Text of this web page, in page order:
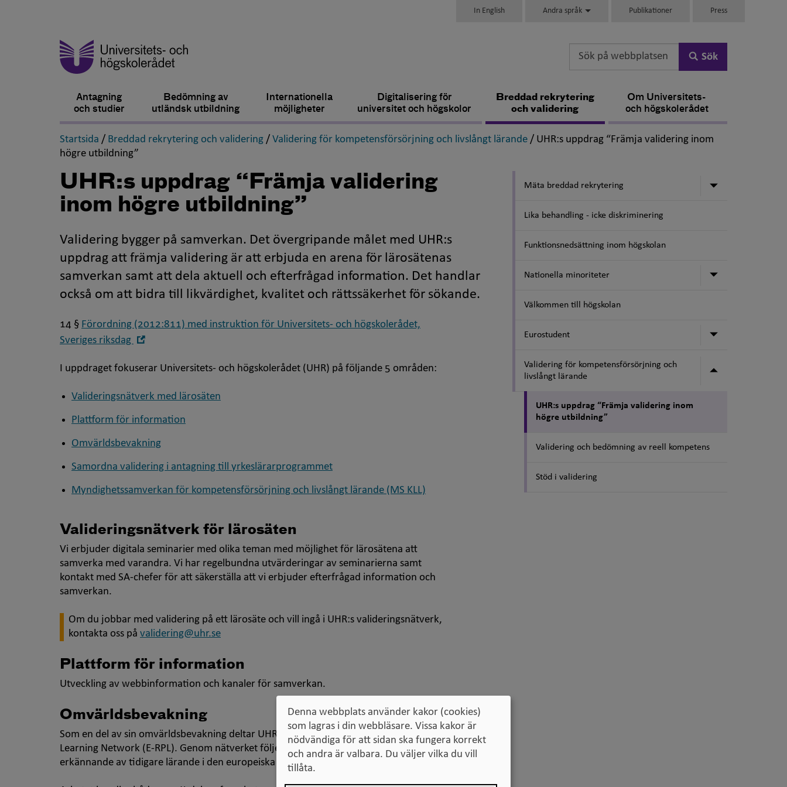
In English Andra språk Publikationer Press
Sök
Antagning
och studier
Bedömning av
utländsk utbildning
Internationella
möjligheter
Digitalisering för
universitet och högskolor
Breddad rekrytering
och validering
Om Universitets-
och högskolerådet
Startsida ,
/ Breddad rekrytering och validering ,
/ Validering för kompetensförsörjning och livslångt lärande ,
/ UHR:s uppdrag “Främja validering inom
högre utbildning”
UHR:s uppdrag “Främja validering
inom högre utbildning”
Validering bygger på samverkan. Det övergripande målet med UHR:s
uppdrag att främja validering är att erbjuda en arena för lärosätenas
samverkan samt att dela aktuell och efterfrågad information. Det handlar
också om att bidra till likvärdighet, kvalitet och rättssäkerhet för sökande.
14 § Förordning (2012:811) med instruktion för Universitets- och högskolerådet,
Sveriges riksdag
nytt
I uppdraget fokuserar Universitets- och högskolerådet (UHR) på följande 5 områden:
Valideringsnätverk med lärosäten
Plattform för information
Omvärldsbevakning
Samordna validering i antagning till yrkeslärarprogrammet
Myndighetssamverkan för kompetensförsörjning och livslångt lärande (MS KLL)
Valideringsnätverk för lärosäten
Vi erbjuder digitala seminarier med olika teman med möjlighet för lärosätena att
samverka med varandra. Vi har regelbundna utvärderingar av seminarierna samt
kontakt med SA-chefer för att säkerställa att vi erbjuder efterfrågad information och
samverkan.
Om du jobbar med validering på ett lärosäte och vill ingå i UHR:s valideringsnätverk,
kontakta oss på validering@uhr.se
Plattform för information
Utveckling av webbinformation och kanaler för samverkan.
Omvärldsbevakning
Som en del av sin omvärldsbevakning deltar UHR i European Recognition of Prior
Learning Network (E-RPL). Genom nätverket följer UHR utvecklingen inom validering och
erkännande av tidigare lärande i den europeiska högskolesektorn.
Mäta breddad rekrytering Undermeny
Lika behandling - icke diskriminering
Funktionsnedsättning inom högskolan
Nationella minoriteter Undermeny
Välkommen till högskolan
Eurostudent Undermeny
Validering för kompetensförsörjning och
livslångt lärande
Undermeny
UHR:s uppdrag “Främja validering inom
högre utbildning”
Validering och bedömning av reell kompetens
Stöd i validering
Denna webbplats använder kakor (cookies)
som lagras i din webbläsare. Vissa kakor är
nödvändiga för att sidan ska fungera korrekt
och andra är valbara. Du väljer vilka du vill
tillåta.